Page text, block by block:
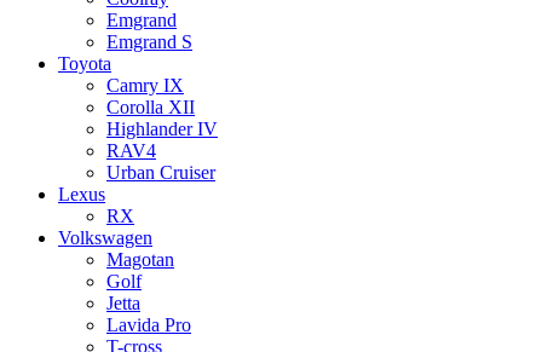
Emgrand
Emgrand S
Toyota
Camry IX
Corolla XII
Highlander IV
RAV4
Urban Cruiser
Lexus
RX
Volkswagen
Magotan
Golf
Jetta
Lavida Pro
T-cross